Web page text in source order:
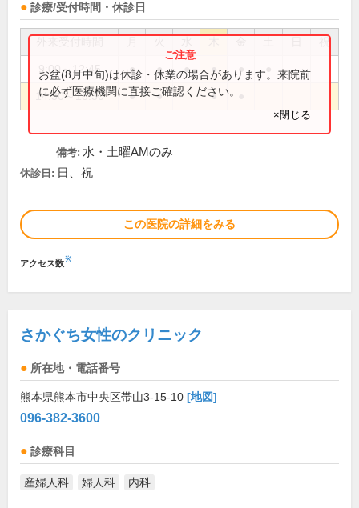
診療/受付時間・休診日
祝
9:00～12:45 ● ● ● ● ●
14:30～18:30 ● ● ●
お盆(8月中旬)は休診・休業の場合があります。来院前
に必ず医療機関に直接ご確認ください。
×閉じる
備考: 水・土曜AMのみ
休診日: 日、祝
この医院の詳細をみる
アクセス数※
さかぐち女性のクリニック
所在地・電話番号
熊本県熊本市中央区帯山3-15-10 [地図]
096-382-3600
診療科目
産婦人科 婦人科 内科